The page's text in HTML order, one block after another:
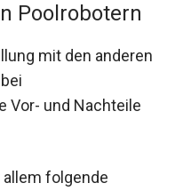
Poolrobotern
mit den anderen
Vor- und Nachteile
folgende